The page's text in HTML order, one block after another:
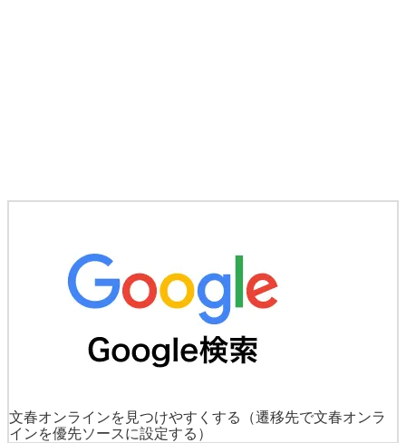
文春オンラインを見つけやすくする
（遷移先で文春オンラ
インを優先ソースに設定する）